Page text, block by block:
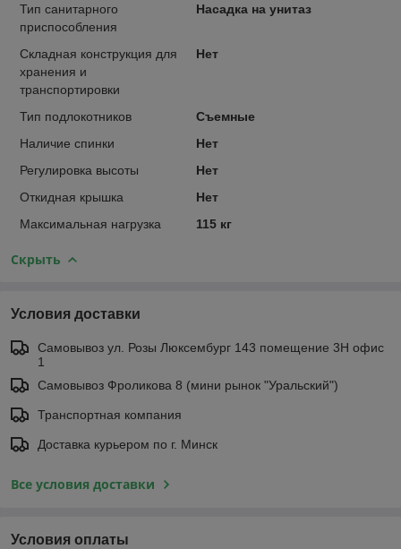
Тип санитарного
приспособления
Насадка на унитаз
Складная конструкция для
хранения и
транспортировки
Нет
Тип подлокотников
Съемные
Наличие спинки
Нет
Регулировка высоты
Нет
Откидная крышка
Нет
Максимальная нагрузка
115 кг
Скрыть
Условия доставки
Самовывоз ул. Розы Люксембург 143 помещение 3Н офис
1
Самовывоз Фроликова 8 (мини рынок "Уральский")
Транспортная компания
Доставка курьером по г. Минск
Все условия доставки
Условия оплаты